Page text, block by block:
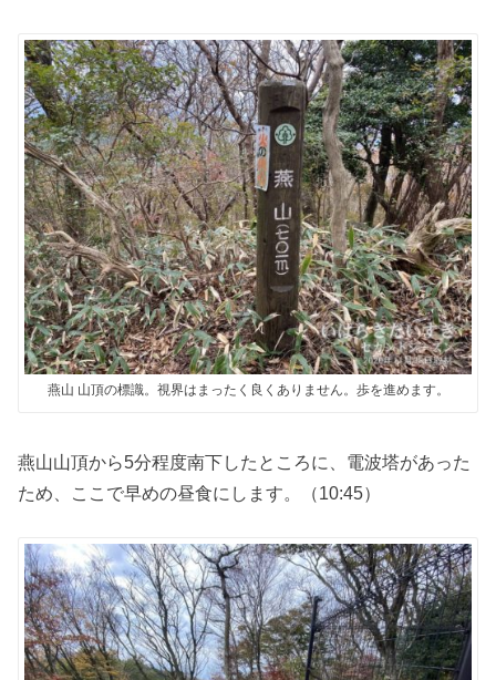
燕山 山頂の標識。視界はまったく良くありません。歩を進めます。
燕山山頂から5分程度南下したところに、電波塔があった
ため、ここで早めの昼食にします。（10:45）